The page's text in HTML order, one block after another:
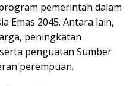
pemerintah dalam
Emas 2045. Antara lain,
peningkatan
penguatan Sumber
perempuan.